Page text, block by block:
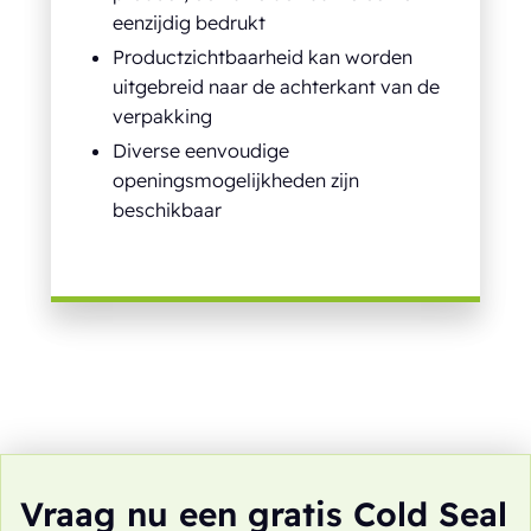
eenzijdig bedrukt
Productzichtbaarheid kan worden
uitgebreid naar de achterkant van de
verpakking
Diverse eenvoudige
openingsmogelijkheden zijn
beschikbaar
Vraag nu een gratis Cold Seal